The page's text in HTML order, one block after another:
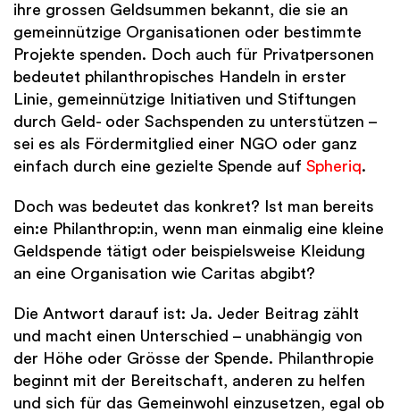
ihre grossen Geldsummen bekannt, die sie an
gemeinnützige Organisationen oder bestimmte
Projekte spenden. Doch auch für Privatpersonen
bedeutet philanthropisches Handeln in erster
Linie, gemeinnützige Initiativen und Stiftungen
durch Geld- oder Sachspenden zu unterstützen –
sei es als Fördermitglied einer NGO oder ganz
einfach durch eine gezielte Spende auf Spheriq.
Doch was bedeutet das konkret? Ist man bereits
ein:e Philanthrop:in, wenn man einmalig eine kleine
Geldspende tätigt oder beispielsweise Kleidung
an eine Organisation wie Caritas abgibt?
Die Antwort darauf ist: Ja. Jeder Beitrag zählt
und macht einen Unterschied – unabhängig von
der Höhe oder Grösse der Spende. Philanthropie
beginnt mit der Bereitschaft, anderen zu helfen
und sich für das Gemeinwohl einzusetzen, egal ob